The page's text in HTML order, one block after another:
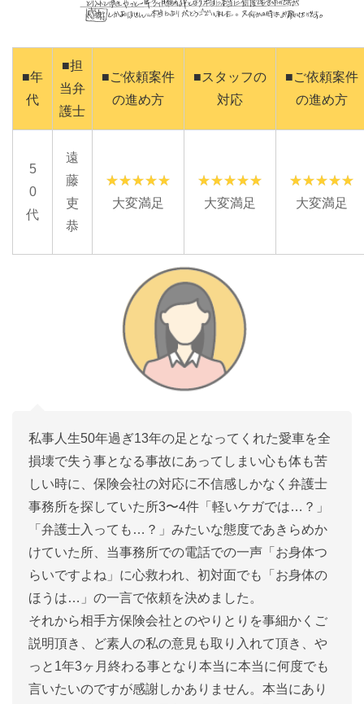
■年
代
■担
当弁
護士
■ご依頼案件
の進め方
■スタッフの
対応
■ご依頼案件
の進め方
5
0
代
遠
藤
吏
恭
大変満足 大変満足 大変満足
私事人生50年過ぎ13年の足となってくれた愛車を全
損壊で失う事となる事故にあってしまい心も体も苦
しい時に、保険会社の対応に不信感しかなく弁護士
事務所を探していた所3〜4件「軽いケガでは…？」
「弁護士入っても…？」みたいな態度であきらめか
けていた所、当事務所での電話での一声「お身体つ
らいですよね」に心救われ、初対面でも「お身体の
ほうは…」の一言で依頼を決めました。
それから相手方保険会社とのやりとりを事細かくご
説明頂き、ど素人の私の意見も取り入れて頂き、や
っと1年3ヶ月終わる事となり本当に本当に何度でも
言いたいのですが感謝しかありません。本当にあり